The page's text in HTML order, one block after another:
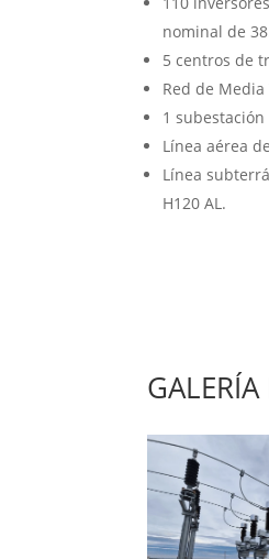
nominal de
5 centros de
Red de Media
1 subestación
Línea aérea
Línea
H120 AL.